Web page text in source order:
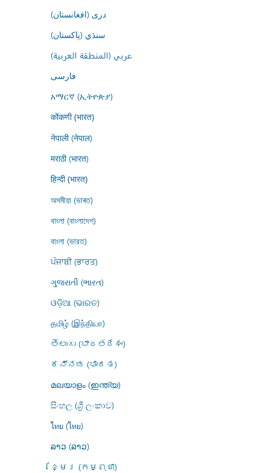
درى (افغانستان)
سنڌي (پاکستان)
عربي (المنطقة العربية)
فارسى
አማርኛ (ኢትዮጵያ)
कोंकणी (भारत)
नेपाली (नेपाल)
मराठी (भारत)
हिन्दी (भारत)
অসমীয়া (ভাৰত)
বাংলা (বাংলাদেশ)
বাংলা (ভারত)
ਪੰਜਾਬੀ (ਭਾਰਤ)
ગુજરાતી (ભારત)
ଓଡ଼ିଆ (ଭାରତ)
தமிழ் (இந்தியா)
తెలుగు (భారతదేశం)
ಕನ್ನಡ (ಭಾರತ)
മലയാളം (ഇന്ത്യ)
සිංහල (ශ්‍රී ලංකාව)
ไทย (ไทย)
ລາວ (ລາວ)
ខ្មែរ (កម្ពុជា)